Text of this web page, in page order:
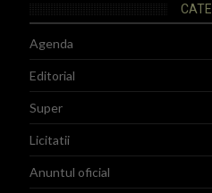
Agenda
Editorial
Super
Licitatii
Anuntul oficial